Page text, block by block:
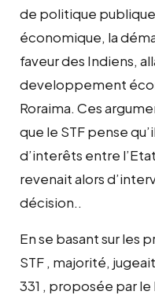
de politique
économique, la
faveur des Indiens,
developpement
Roraima. Ces
que le STF pense
d’interêts entre
revenait alors
décision..
En se basant sur les
STF , majorité,
331 , proposée par le